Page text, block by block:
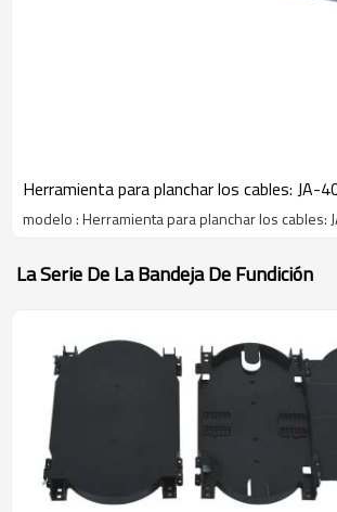
Herramienta para planchar los cables: JA-
modelo : Herramienta para planchar los cables:
La Serie De La Bandeja De Fundición